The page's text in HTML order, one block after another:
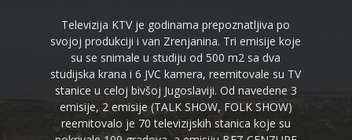
Televizija KTV je godinama prepoznatljiva po
svojoj produkciji i van Zrenjanina. Tri emisije koje
su se snimale u studiju od 500 m2 sa dva
studijska krana i 6 JVC kamera, reemitovale su TV
stanice u celoj bivšoj Jugoslaviji. Od navedene 3
emisije, 2 emisije (TALK SHOW, FOLK SHOW)
reemitovalo je 70 televizijskih stanica koje su